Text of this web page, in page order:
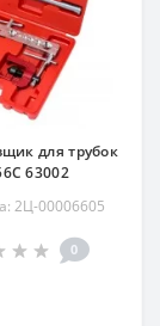
для трубок
63002
2Ц-00006605
0